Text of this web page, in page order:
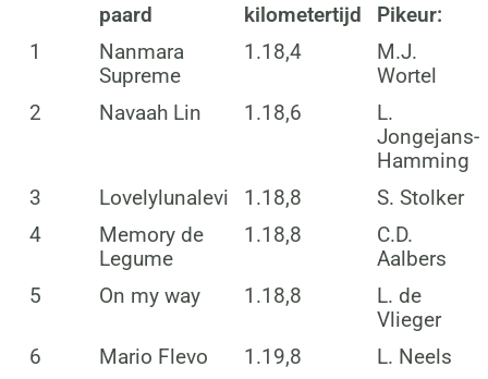
paard kilometertijd
Pikeur:
1
Nanmara
Supreme
1.18,4
M.J.
Wortel
2
Navaah Lin 1.18,6
L.
Jongejans-
Hamming
3
Lovelylunalevi 1.18,8
S. Stolker
4
Memory de
Legume
1.18,8
C.D.
Aalbers
5
On my way 1.18,8
L. de
Vlieger
6
Mario Flevo 1.19,8
L. Neels